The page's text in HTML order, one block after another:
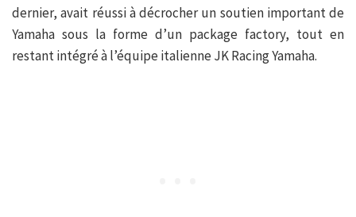
dernier, avait réussi à décrocher un soutien important de
Yamaha sous la forme d’un package factory, tout en
restant intégré à l’équipe italienne JK Racing Yamaha.